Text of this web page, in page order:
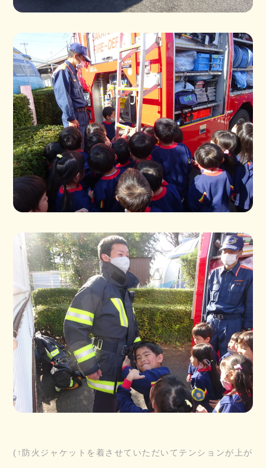
(↑防火ジャケットを着させていただいてテンションが上が